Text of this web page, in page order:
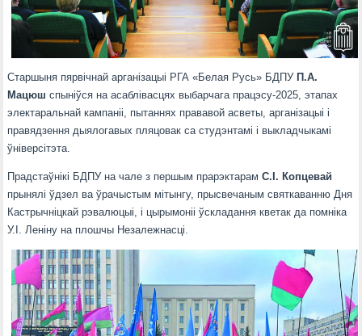
Cтаршыня пярвічнай арганізацыі РГА «Белая Русь» БДПУП.А.
Мацюш спыніўся на асаблівасцях выбарчага працэсу-2025, этапах
электаральнай кампаніі, пытаннях прававой асветы, арганізацыі і
правядзення дыялогавых пляцовак са студэнтамі і выкладчыкамі
ўніверсітэта.
Прадстаўнікі БДПУ на чале з першым прарэктарамС.І. Копцевай
прынялі ўдзел ва ўрачыстым мітынгу, прысвечаным святкаванню Дня
Кастрычніцкай рэвалюцыі, і цырымоніі ўскладання кветак да помніка
У.І. Леніну на плошчы Незалежнасці.